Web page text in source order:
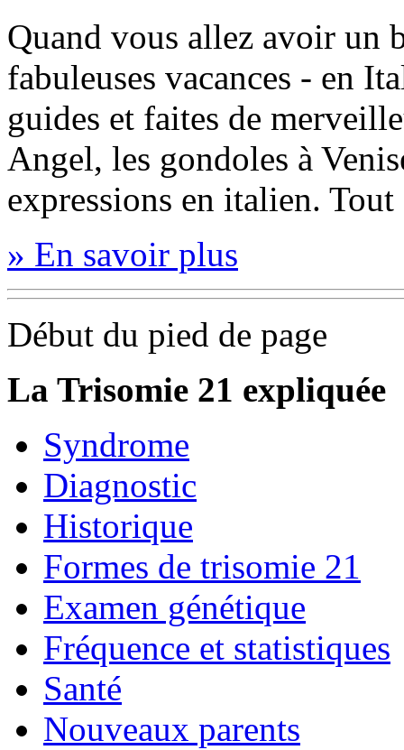
Quand vous allez avoir un
fabuleuses vacances - en
guides et faites de
Angel, les gondoles à
expressions en italien.
» En savoir plus
Début du pied de page
La Trisomie 21 expliquée
Syndrome
Diagnostic
Historique
Formes de trisomie 21
Examen génétique
Fréquence et statistiques
Santé
Nouveaux parents